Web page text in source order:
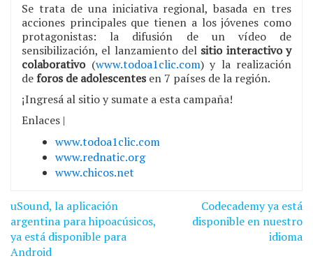
Se trata de una iniciativa regional, basada en tres
acciones principales que tienen a los jóvenes como
protagonistas: la difusión de un vídeo de
sensibilización, el lanzamiento del sitio interactivo y
colaborativo(www.todoa1clic.com) y la realización
deforos de adolescentesen 7 países de la región.
¡Ingresá al sitio y sumate a esta campaña!
Enlaces |
www.todoa1clic.com
www.rednatic.org
www.chicos.net
Navegación
de
entradas
uSound, la aplicación
argentina para hipoacúsicos,
ya está disponible para
Android
Codecademy ya está
disponible en nuestro
idioma